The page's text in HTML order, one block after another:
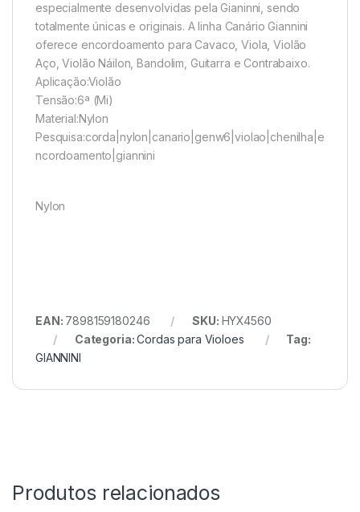
especialmente desenvolvidas pela Gianinni, sendo
totalmente únicas e originais. A linha Canário Giannini
oferece encordoamento para Cavaco, Viola, Violão
Aço, Violão Náilon, Bandolim, Guitarra e Contrabaixo.
Aplicação:Violão
Tensão:6ª (Mi)
Material:Nylon
Pesquisa:corda|nylon|canario|genw6|violao|chenilha|e
ncordoamento|giannini
Nylon
EAN: 7898159180246 SKU: HYX4560
Categoria:Cordas para Violoes
Tag:
GIANNINI
Produtos relacionados